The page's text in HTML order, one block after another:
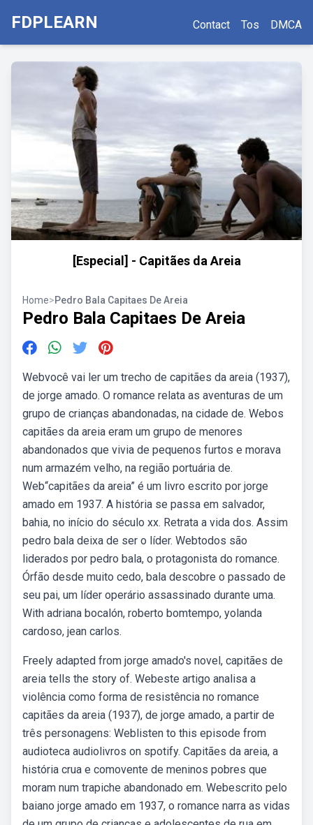
FDPLEARN Contact Tos DMCA
[Especial] - Capitães da Areia
Home>Pedro Bala Capitaes De Areia
Pedro Bala Capitaes De Areia
Webvocê vai ler um trecho de capitães da areia (1937),
de jorge amado. O romance relata as aventuras de um
grupo de crianças abandonadas, na cidade de. Webos
capitães da areia eram um grupo de menores
abandonados que vivia de pequenos furtos e morava
num armazém velho, na região portuária de.
Web“capitães da areia” é um livro escrito por jorge
amado em 1937. A história se passa em salvador,
bahia, no início do século xx. Retrata a vida dos. Assim
pedro bala deixa de ser o líder. Webtodos são
liderados por pedro bala, o protagonista do romance.
Órfão desde muito cedo, bala descobre o passado de
seu pai, um líder operário assassinado durante uma.
With adriana bocalón, roberto bomtempo, yolanda
cardoso, jean carlos.
Freely adapted from jorge amado's novel, capitães de
areia tells the story of. Webeste artigo analisa a
violência como forma de resistência no romance
capitães da areia (1937), de jorge amado, a partir de
três personagens: Weblisten to this episode from
audioteca audiolivros on spotify. Capitães da areia, a
história crua e comovente de meninos pobres que
moram num trapiche abandonado em. Webescrito pelo
baiano jorge amado em 1937, o romance narra as vidas